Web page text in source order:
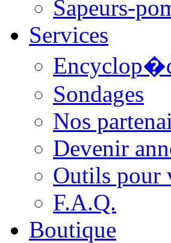
Sapeurs-
Services
Sondages
Nos
Devenir
Outils pour
F.A.Q.
Boutique